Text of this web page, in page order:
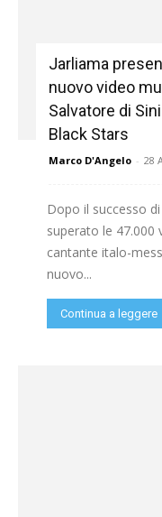
Jarliama
nuovo video
Salvatore di
Black Stars
Marco D'Angelo - 28
Dopo il successo
superato le 47.000
cantante italo-
nuovo...
Continua a leggere